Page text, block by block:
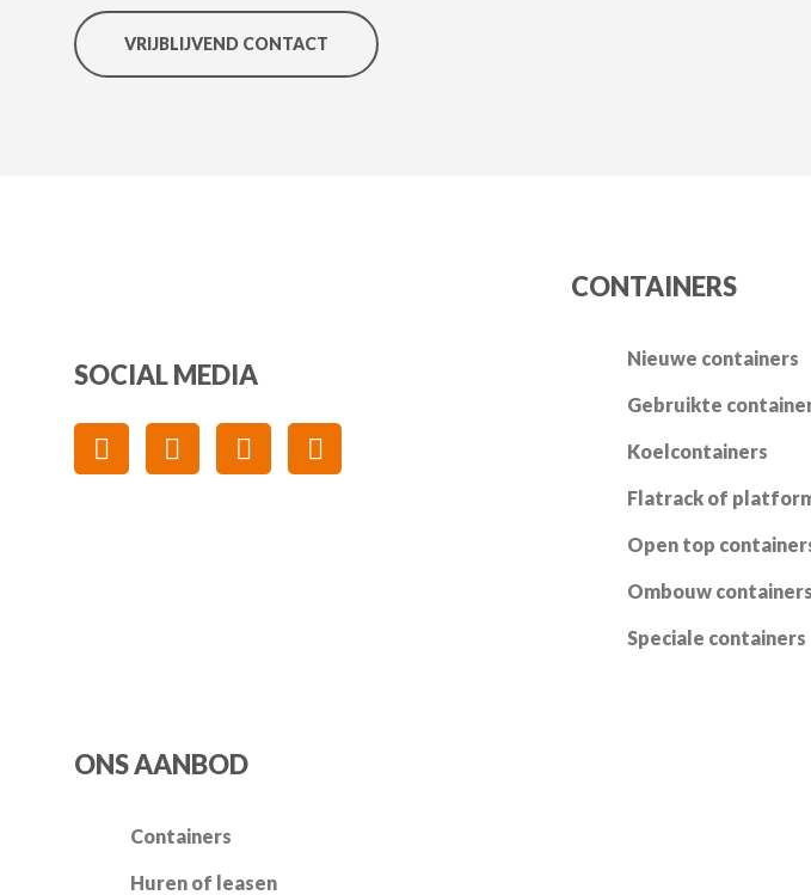
VRIJBLIJVEND CONTACT
SOCIAL MEDIA
CONTAINERS
Nieuwe containers
Gebruikte
Koelcontainers
Flatrack of
Open top
Ombouw containers
Speciale containers
ONS AANBOD
Containers
Huren of leasen
Nederlands